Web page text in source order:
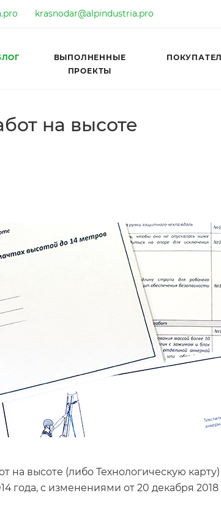
krasnodar@alpindustria.pro
ВЫПОЛНЕННЫЕ
ПРОЕКТЫ
на высоте
на высоте (либо Технологическую
года, с изменениями от 20 декабря 2018